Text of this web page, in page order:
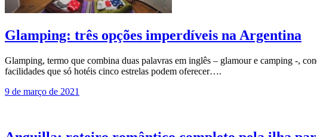
Glamping: três opções imperdíveis na Argentina
Glamping, termo que combina duas palavras em inglês – glamour e camping -,
facilidades que só hotéis cinco estrelas podem oferecer….
9 de março de 2021